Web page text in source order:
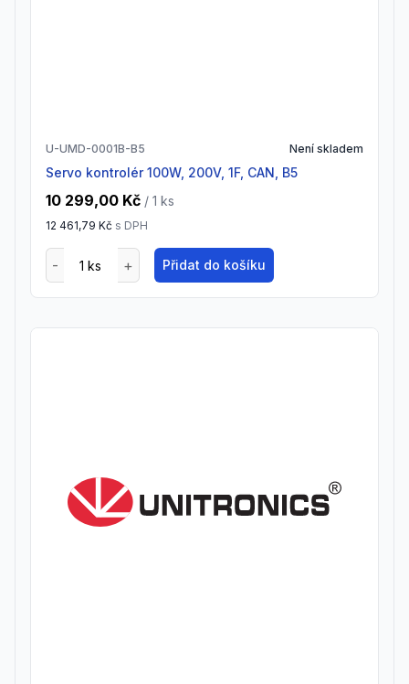
U-UMD-0001B-B5 Není skladem
Servo kontrolér 100W, 200V, 1F, CAN, B5
10 299,00 Kč / 1 ks
12 461,79 Kč s DPH
Přidat do košíku